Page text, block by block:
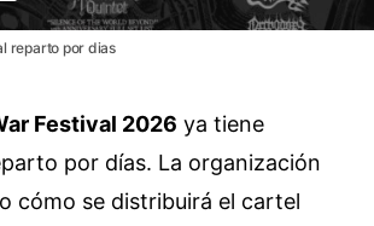
reparto por dias
Festival 2026 ya tiene
por días. La organización
cómo se distribuirá el cartel